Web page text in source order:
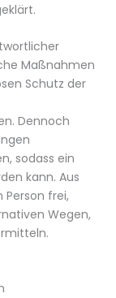
Maßnahmen
Schutz der
Dennoch
sodass ein
kann. Aus
frei,
Wegen,